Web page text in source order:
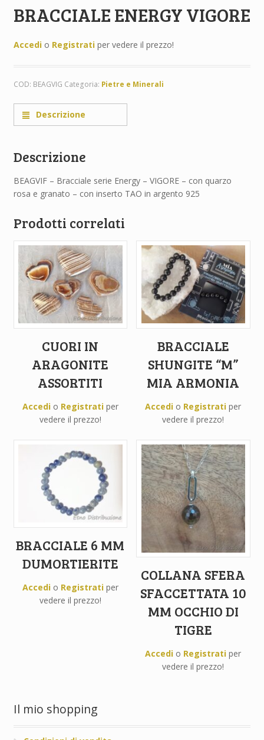
BRACCIALE ENERGY VIGORE
Accedio Registratiper vedere il prezzo!
COD: BEAGVIG Categoria: Pietre e Minerali
Descrizione
Descrizione
BEAGVIF – Bracciale serie Energy – VIGORE – con quarzo
rosa e granato – con inserto TAO in argento 925
Prodotti correlati
CUORI IN
ARAGONITE
ASSORTITI
Accedio Registratiper
vedere il prezzo!
BRACCIALE
SHUNGITE “M”
MIA ARMONIA
Accedi o Registrati per
vedere il prezzo!
BRACCIALE 6 MM
DUMORTIERITE
Accedio Registratiper
vedere il prezzo!
COLLANA SFERA
SFACCETTATA 10
MM OCCHIO DI
TIGRE
Accedi o Registrati per
vedere il prezzo!
Il mio shopping